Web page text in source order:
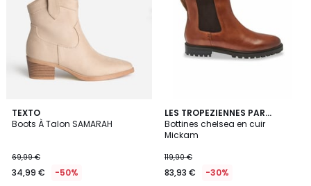
TEXTO
Boots À Talon SAMARAH
69,99 €
34,99 € -50%
5
/
LES TROPEZIENNES PAR
M.BELARBI
Bottines chelsea en cuir
Mickam
119,90 €
83,93 € -30%